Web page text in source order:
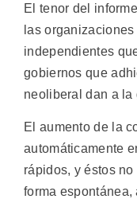
El tenor del
las
independientes
gobiernos que
neoliberal dan a la
El aumento de la
automáticamente
rápidos, y éstos
forma espontánea,